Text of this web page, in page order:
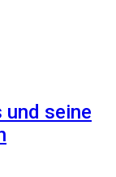
seine